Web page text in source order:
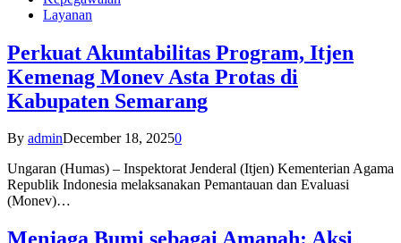
Layanan
Perkuat Akuntabilitas Program, Itjen
Kemenag Monev Asta Protas di
Kabupaten Semarang
By adminDecember 18, 20250
Ungaran (Humas) – Inspektorat Jenderal (Itjen) Kementerian Agama
Republik Indonesia melaksanakan Pemantauan dan Evaluasi
(Monev)…